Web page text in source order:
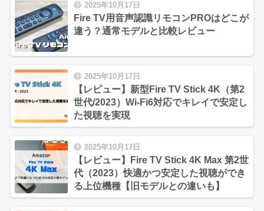
2025年10月17日
Fire TV用音声認識リモコンPROはどこが
違う？通常モデルと比較レビュー
2025年10月17日
【レビュー】新型Fire TV Stick 4K（第2
世代/2023）Wi-Fi6対応でキレイで安定し
た視聴を実現
2025年10月17日
【レビュー】Fire TV Stick 4K Max 第2世
代（2023）快適かつ安定した視聴ができ
る上位機種【旧モデルとの違いも】